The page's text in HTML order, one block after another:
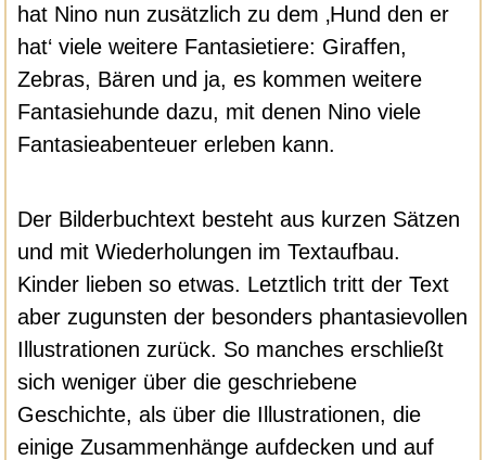
hat Nino nun zusätzlich zu dem ‚Hund den er
hat‘ viele weitere Fantasietiere: Giraffen,
Zebras, Bären und ja, es kommen weitere
Fantasiehunde dazu, mit denen Nino viele
Fantasieabenteuer erleben kann.
Der Bilderbuchtext besteht aus kurzen Sätzen
und mit Wiederholungen im Textaufbau.
Kinder lieben so etwas. Letztlich tritt der Text
aber zugunsten der besonders phantasievollen
Illustrationen zurück. So manches erschließt
sich weniger über die geschriebene
Geschichte, als über die Illustrationen, die
einige Zusammenhänge aufdecken und auf